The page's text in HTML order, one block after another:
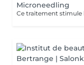
Microneedling